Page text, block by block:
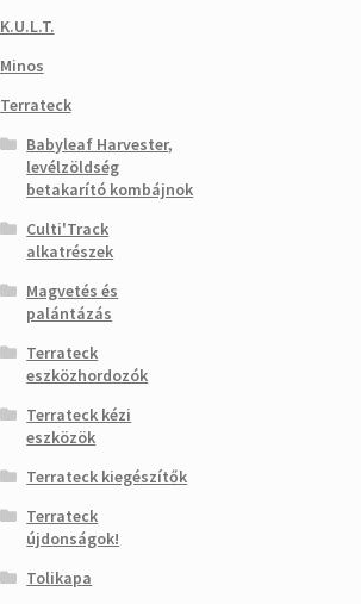
K.U.L.T.
Minos
Terrateck
Babyleaf Harvester,
levélzöldség
betakarító kombájnok
Culti'Track
alkatrészek
Magvetés és
palántázás
Terrateck
eszközhordozók
Terrateck kézi
eszközök
Terrateck kiegészítők
Terrateck
újdonságok!
Tolikapa